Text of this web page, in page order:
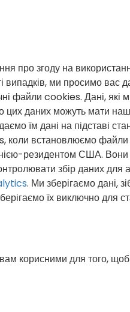
про згоду на
ми просимо вас
файли cookies. Дані, які
цих даних можуть мати
їм дані на підставі
коли встановлюємо
резидентом США.
збір даних для
. Ми зберігаємо дані,
їх виключно для
корисними для того,